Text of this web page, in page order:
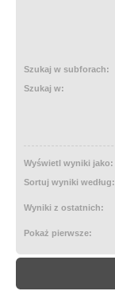
Szukaj w subforach:
Szukaj w:
Wyświetl wyniki jako:
Sortuj wyniki według:
Wyniki z ostatnich:
Pokaż pierwsze: